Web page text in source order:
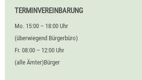
TERMINVEREINBARUNG
Mo. 15:00 – 18:00 Uhr
(überwiegend Bürgerbüro)
Fr. 08:00 – 12:00 Uhr
(alle Ämter)Bürger